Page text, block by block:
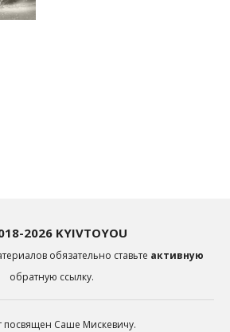
2026 KYIVTOYOU
обязательно ставьте активную
обратную ссылку.
посвящен Саше Мискевичу.